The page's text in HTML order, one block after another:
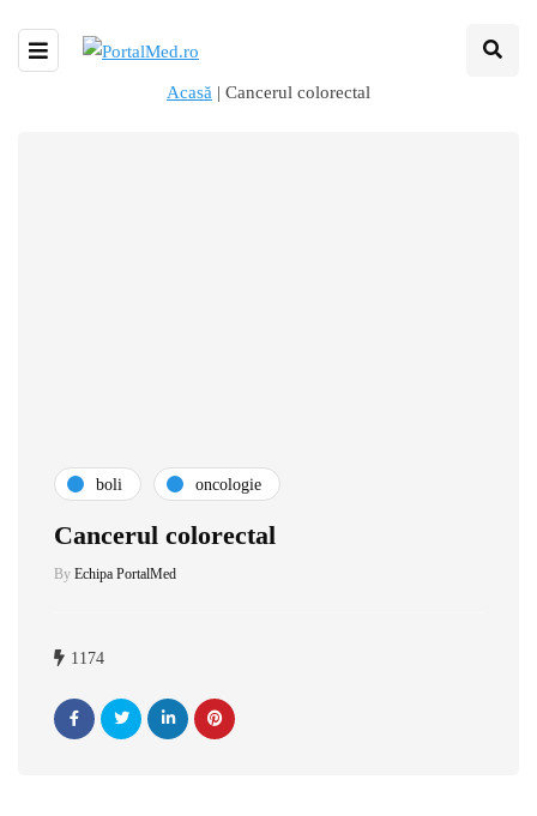
Acasă | Cancerul colorectal
boli oncologie
Cancerul colorectal
By Echipa PortalMed
1174